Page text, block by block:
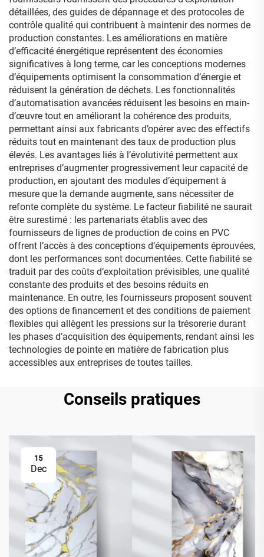
détaillées, des guides de dépannage et des protocoles de
contrôle qualité qui contribuent à maintenir des normes de
production constantes. Les améliorations en matière
d’efficacité énergétique représentent des économies
significatives à long terme, car les conceptions modernes
d’équipements optimisent la consommation d’énergie et
réduisent la génération de déchets. Les fonctionnalités
d’automatisation avancées réduisent les besoins en main-
d’œuvre tout en améliorant la cohérence des produits,
permettant ainsi aux fabricants d’opérer avec des effectifs
réduits tout en maintenant des taux de production plus
élevés. Les avantages liés à l’évolutivité permettent aux
entreprises d’augmenter progressivement leur capacité de
production, en ajoutant des modules d’équipement à
mesure que la demande augmente, sans nécessiter de
refonte complète du système. Le facteur fiabilité ne saurait
être surestimé : les partenariats établis avec des
fournisseurs de lignes de production de coins en PVC
offrent l’accès à des conceptions d’équipements éprouvées,
dont les performances sont documentées. Cette fiabilité se
traduit par des coûts d’exploitation prévisibles, une qualité
constante des produits et des besoins réduits en
maintenance. En outre, les fournisseurs proposent souvent
des options de financement et des conditions de paiement
flexibles qui allègent les pressions sur la trésorerie durant
les phases d’acquisition des équipements, rendant ainsi les
technologies de pointe en matière de fabrication plus
accessibles aux entreprises de toutes tailles.
Conseils pratiques
15
Dec